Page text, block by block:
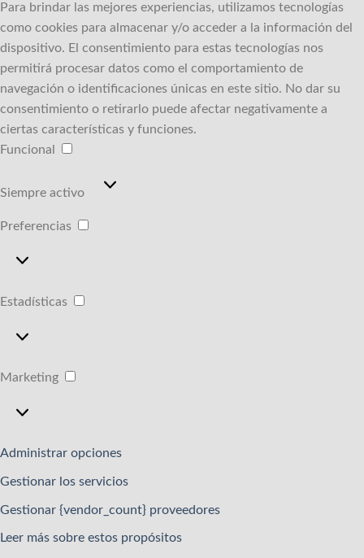
Para brindar las mejores experiencias, utilizamos tecnologías
como cookies para almacenar y/o acceder a la información del
dispositivo. El consentimiento para estas tecnologías nos
permitirá procesar datos como el comportamiento de
navegación o identificaciones únicas en este sitio. No dar su
consentimiento o retirarlo puede afectar negativamente a
ciertas características y funciones.
Funcional
Siempre activo
Preferencias
Preferencias
Estadísticas
Estadísticas
Marketing
Marketing
Administrar opciones
Gestionar los servicios
Gestionar {vendor_count} proveedores
Leer más sobre estos propósitos